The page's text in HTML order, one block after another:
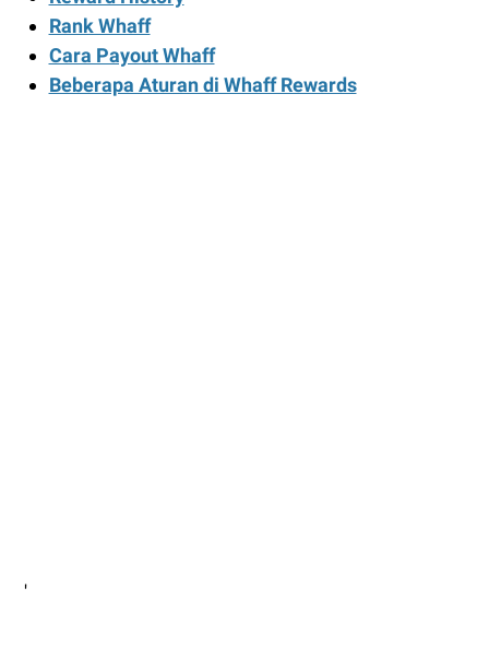
Rank Whaff
Cara Payout Whaff
Beberapa Aturan di Whaff Rewards
'